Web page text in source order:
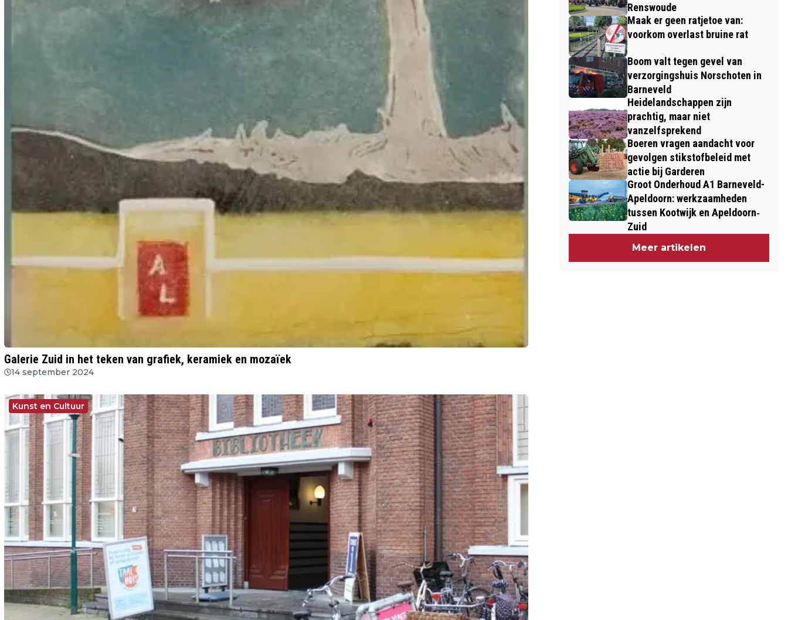
Galerie Zuid in het teken van grafiek, keramiek en mozaïek
14 september 2024
Kunst en Cultuur
Renswoude
Maak er geen ratjetoe van:
voorkom overlast bruine rat
Boom valt tegen gevel van
verzorgingshuis Norschoten in
Barneveld
Heidelandschappen zijn
prachtig, maar niet
vanzelfsprekend
Boeren vragen aandacht voor
gevolgen stikstofbeleid met
actie bij Garderen
Groot Onderhoud A1 Barneveld-
Apeldoorn: werkzaamheden
tussen Kootwijk en Apeldoorn‐
Zuid
Meer artikelen